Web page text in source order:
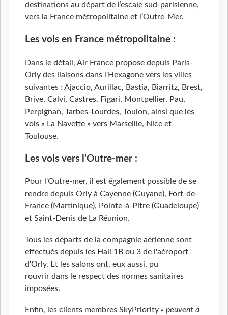
destinations au départ de l’escale sud-parisienne,
vers la France métropolitaine et l’Outre-Mer.
Les vols en France métropolitaine :
Dans le détail, Air France propose depuis Paris-
Orly des liaisons dans l'Hexagone vers les villes
suivantes : Ajaccio, Aurillac, Bastia, Biarritz, Brest,
Brive, Calvi, Castres, Figari, Montpellier, Pau,
Perpignan, Tarbes-Lourdes, Toulon, ainsi que les
vols « La Navette » vers Marseille, Nice et
Toulouse.
Les vols vers l'Outre-mer :
Pour l'Outre-mer, il est également possible de se
rendre depuis Orly à Cayenne (Guyane), Fort-de-
France (Martinique), Pointe-à-Pitre (Guadeloupe)
et Saint-Denis de La Réunion.
Tous les départs de la compagnie aérienne sont
effectués depuis les Hall 1B ou 3 de l'aéroport
d'Orly. Et les salons ont, eux aussi, pu
rouvrir dans le respect des normes sanitaires
imposées.
Enfin, les clients membres SkyPriority « peuvent à